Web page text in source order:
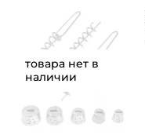
товара нет в
наличии